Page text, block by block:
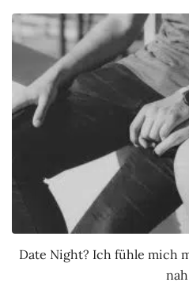
Date Night? Ich fühle mich
nah